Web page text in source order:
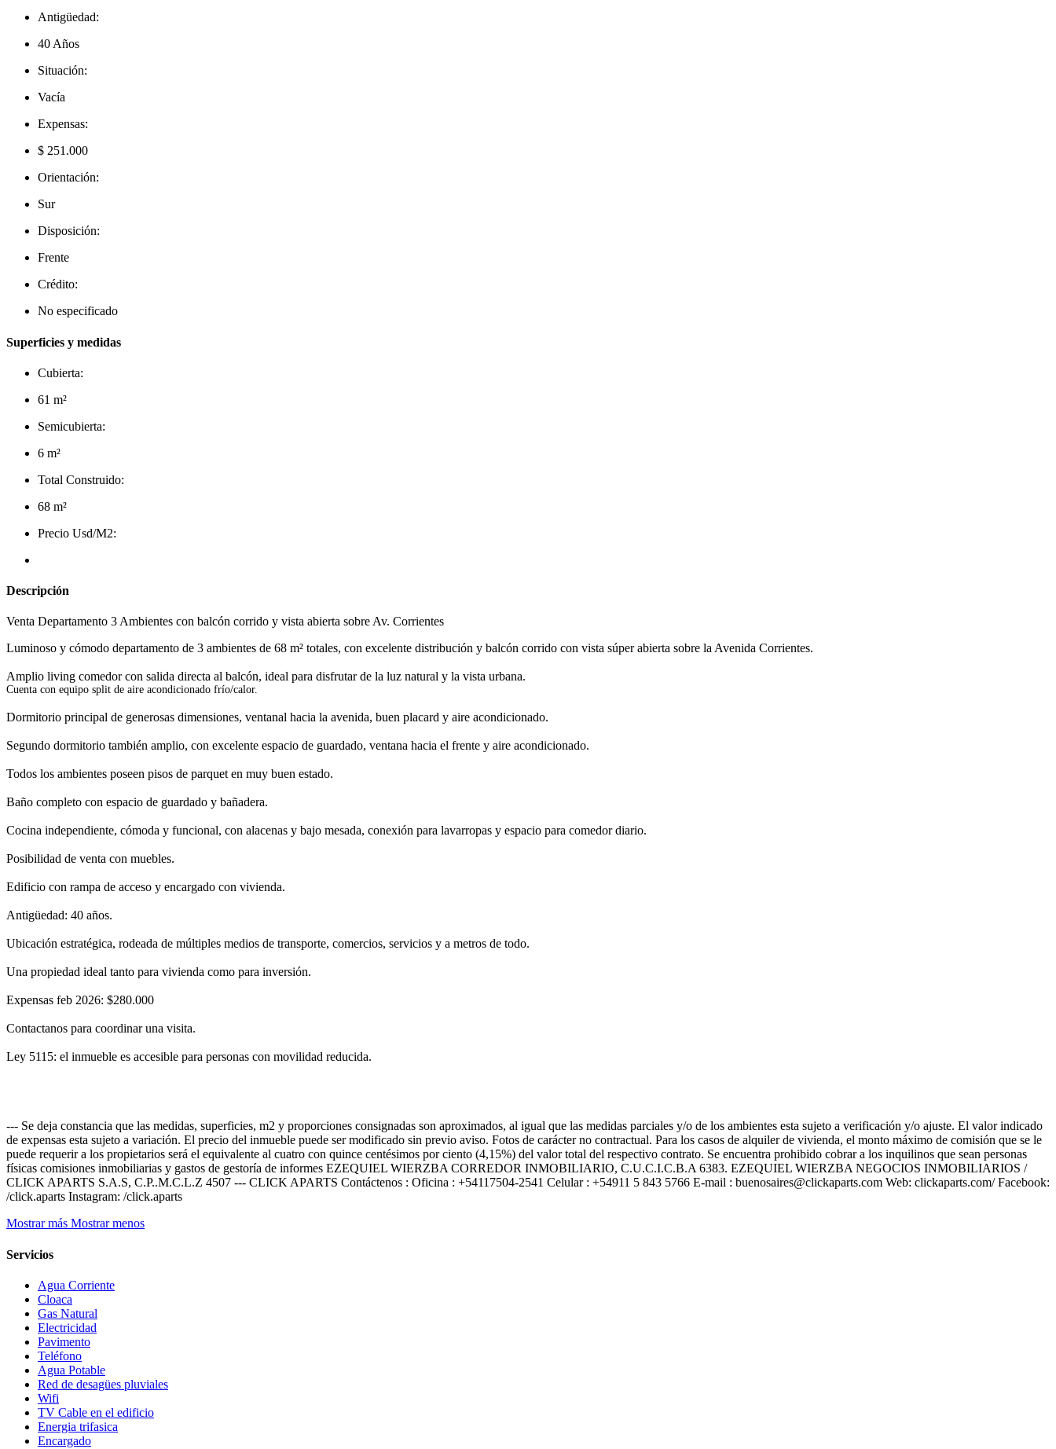
Antigüedad:
40 Años
Situación:
Vacía
Expensas:
$ 251.000
Orientación:
Sur
Disposición:
Frente
Crédito:
No especificado
Superficies y medidas
Cubierta:
61 m²
Semicubierta:
6 m²
Total Construido:
68 m²
Precio Usd/M2:
Descripción
Venta Departamento 3 Ambientes con balcón corrido y vista abierta sobre Av. Corrientes
Luminoso y cómodo departamento de 3 ambientes de 68 m² totales, con excelente distribución y balcón corrido con vista súper abierta sobre la Avenida Corrientes.
Amplio living comedor con salida directa al balcón, ideal para disfrutar de la luz natural y la vista urbana.
Cuenta con equipo split de aire acondicionado frío/calor.
Dormitorio principal de generosas dimensiones, ventanal hacia la avenida, buen placard y aire acondicionado.
Segundo dormitorio también amplio, con excelente espacio de guardado, ventana hacia el frente y aire acondicionado.
Todos los ambientes poseen pisos de parquet en muy buen estado.
Baño completo con espacio de guardado y bañadera.
Cocina independiente, cómoda y funcional, con alacenas y bajo mesada, conexión para lavarropas y espacio para comedor diario.
Posibilidad de venta con muebles.
Edificio con rampa de acceso y encargado con vivienda.
Antigüedad: 40 años.
Ubicación estratégica, rodeada de múltiples medios de transporte, comercios, servicios y a metros de todo.
Una propiedad ideal tanto para vivienda como para inversión.
Expensas feb 2026: $280.000
Contactanos para coordinar una visita.
Ley 5115: el inmueble es accesible para personas con movilidad reducida.
--- Se deja constancia que las medidas, superficies, m2 y proporciones consignadas son aproximados, al igual que las medidas parciales y/o de los ambientes esta sujeto a verificación y/o ajuste. El valor indicado
de expensas esta sujeto a variación. El precio del inmueble puede ser modificado sin previo aviso. Fotos de carácter no contractual. Para los casos de alquiler de vivienda, el monto máximo de comisión que se le
puede requerir a los propietarios será el equivalente al cuatro con quince centésimos por ciento (4,15%) del valor total del respectivo contrato. Se encuentra prohibido cobrar a los inquilinos que sean personas
físicas comisiones inmobiliarias y gastos de gestoría de informes EZEQUIEL WIERZBA CORREDOR INMOBILIARIO, C.U.C.I.C.B.A 6383. EZEQUIEL WIERZBA NEGOCIOS INMOBILIARIOS /
CLICK APARTS S.A.S, C.P..M.C.L.Z 4507 --- CLICK APARTS Contáctenos : Oficina : +54117504-2541 Celular : +54911 5 843 5766 E-mail : buenosaires@clickaparts.com Web: clickaparts.com/ Facebook:
/click.aparts Instagram: /click.aparts
Mostrar más Mostrar menos
Servicios
Agua Corriente
Cloaca
Gas Natural
Electricidad
Pavimento
Teléfono
Agua Potable
Red de desagües pluviales
Wifi
TV Cable en el edificio
Energia trifasica
Encargado